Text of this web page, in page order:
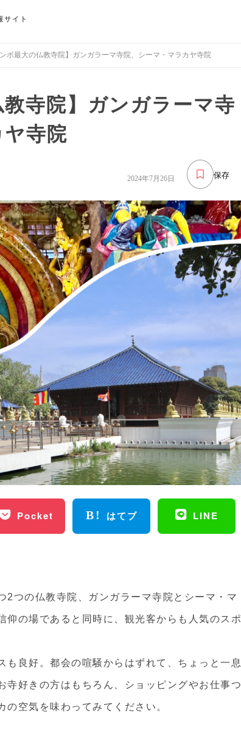
サイト
ンボ最大の仏教寺院】ガンガラーマ寺院、シーマ・マラカヤ寺院
教寺院】ガンガラーマ寺
寺院
保存
2024年7月26日
Pocket はてブ LINE
2つの仏教寺院、ガンガラーマ寺院とシーマ・マ
仰の場であると同時に、観光客からも人気のスポ
も良好。都会の喧騒からはずれて、ちょっと一息
寺好きの方はもちろん、ショッピングやお仕事つ
空気を味わってみてください。